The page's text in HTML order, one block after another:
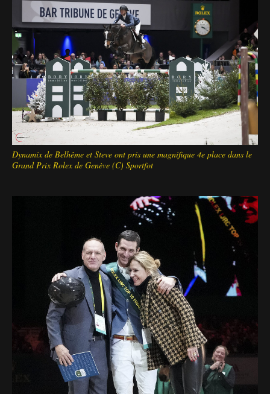
Dynamix de Belhême et Steve ont pris une magnifique 4e place dans le
Grand Prix Rolex de Genève (C) Sportfot